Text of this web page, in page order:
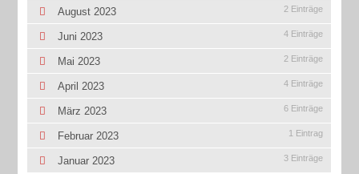
August 2023 2 Einträge
Juni 2023 4 Einträge
Mai 2023 2 Einträge
April 2023 4 Einträge
März 2023 6 Einträge
Februar 2023 1 Eintrag
Januar 2023 3 Einträge